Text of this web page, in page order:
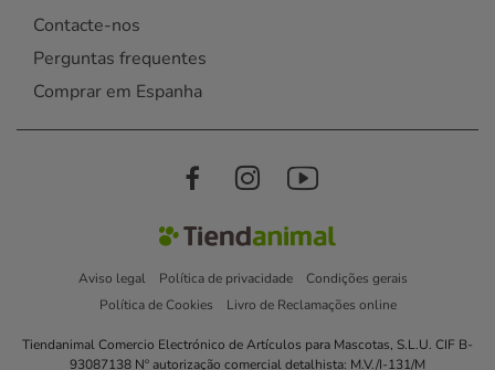
Contacte-nos
Perguntas frequentes
Comprar em Espanha
Aviso legal Política de privacidade
Condições gerais
Política de Cookies
Livro de Reclamações online
Tiendanimal Comercio Electrónico de Artículos para Mascotas, S.L.U. CIF B-
93087138 Nº autorização comercial detalhista: M.V./I-131/M